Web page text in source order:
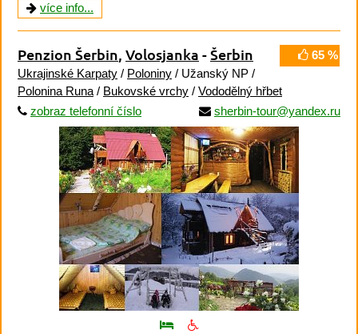
více info...
65 %
Penzion Šerbin, Volosjanka -Šerbin
Ukrajinské Karpaty / Poloniny / Užanský NP /
Polonina Runa / Bukovské vrchy / Vododělný hřbet
zobraz telefonní číslo
sherbin-tour@yandex.ru